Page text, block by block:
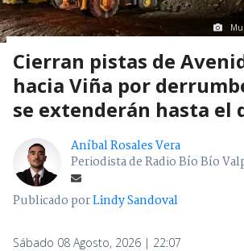
Cierran pistas de
hacia Viña por
se extenderán hasta el
Aníbal Rosales Vera
Periodista de Radio Bío Bío
Publicado porLindy Sandoval
Sábado 08 Agosto, 2026 | 22:07